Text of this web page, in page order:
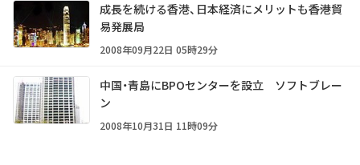
成長を続ける香港、日本経済にメリットも――香港貿
易発展局
2008年09月22日 05時29分
中国・青島にBPOセンターを設立 ソフトブレー
ン
2008年10月31日 11時09分